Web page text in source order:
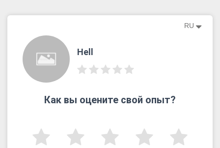
RU
Hell
Как вы оцените свой опыт?